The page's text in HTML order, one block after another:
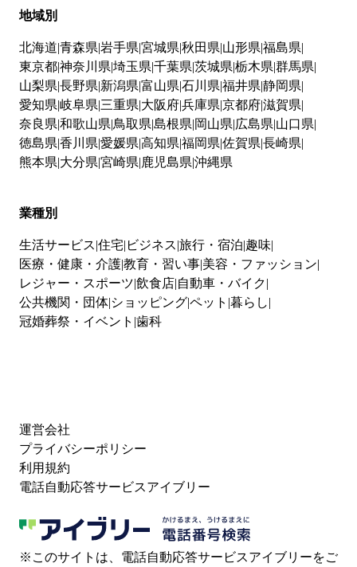
地域別
北海道 青森県 岩手県 宮城県 秋田県 山形県 福島県
東京都神奈川県 埼玉県 千葉県 茨城県 栃木県 群馬県
山梨県 長野県 新潟県 富山県 石川県 福井県 静岡県
愛知県 岐阜県 三重県 大阪府兵庫県 京都府滋賀県
奈良県 和歌山県 鳥取県 島根県 岡山県 広島県 山口県
徳島県 香川県 愛媛県 高知県 福岡県 佐賀県 長崎県
熊本県 大分県 宮崎県 鹿児島県 沖縄県
業種別
生活サービス 住宅 ビジネス 旅行・宿泊 趣味
医療・健康・介護教育・習い事 美容・ファッション
レジャー・スポーツ 飲食店 自動車・バイク
公共機関・団体 ショッピングペット 暮らし
冠婚葬祭・イベント 歯科
運営会社
プライバシーポリシー
利用規約
電話自動応答サービスアイブリー
※このサイトは、電話自動応答サービスアイブリーをご